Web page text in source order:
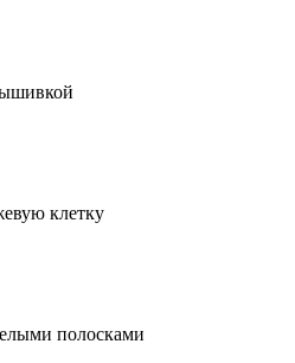
клетку
полосками